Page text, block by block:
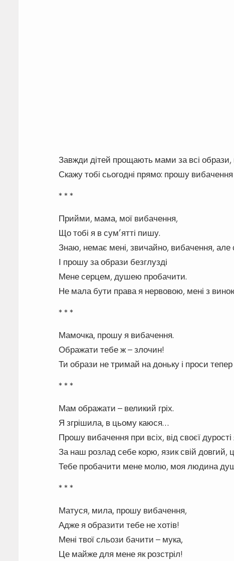
Завжди дітей прощають мами за всі
Скажу тобі сьогодні прямо: прошу
* * *
Прийми, мама, мої вибачення,
Що тобі я в сум’ятті пишу.
Знаю, немає мені, звичайно, вибачення,
І прошу за образи безглузді
Мене серцем, душею пробачити.
Не мала бути права я нервовою, мені з
* * *
Мамочка, прошу я вибачення.
Ображати тебе ж – злочин!
Ти образи не тримай на доньку і проси
* * *
Мам ображати – великий гріх.
Я згрішила, в цьому каюся…
Прошу вибачення при всіх, від своєї
За наш розлад себе корю, язик свій довгий,
Тебе пробачити мене молю, моя людина
* * *
Матуся, мила, прошу вибачення,
Адже я образити тебе не хотів!
Мені твої сльози бачити – мука,
Це майже для мене як розстріл!